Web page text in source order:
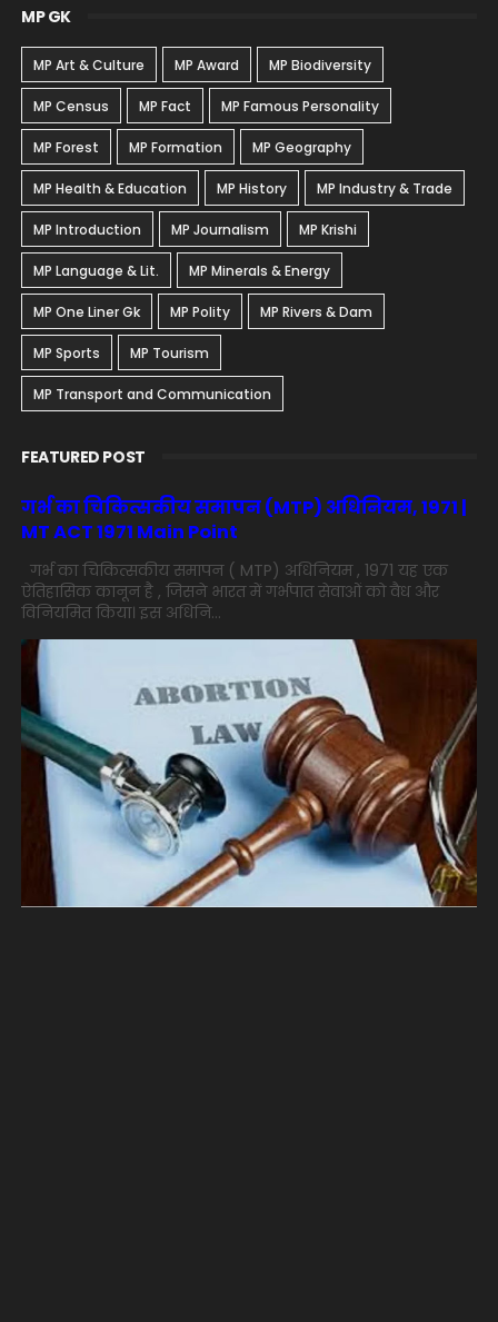
MP GK
MP Art & Culture MP Award MP Biodiversity
MP Census MP Fact MP Famous Personality
MP Forest MP Formation MP Geography
MP Health & Education MP History MP Industry & Trade
MP Introduction MP Journalism MP Krishi
MP Language & Lit. MP Minerals & Energy
MP One Liner Gk MP Polity MP Rivers & Dam
MP Sports MP Tourism
MP Transport and Communication
FEATURED POST
गर्भ का चिकित्सकीय समापन (MTP) अधिनियम, 1971 |
MT ACT 1971 Main Point
गर्भ का चिकित्सकीय समापन ( MTP) अधिनियम , 1971 यह एक
ऐतिहासिक कानून है , जिसने भारत में गर्भपात सेवाओं को वैध और
विनियमित किया। इस अधिनि...